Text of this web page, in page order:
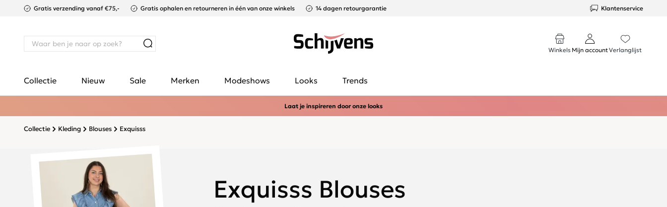
Gratis verzending vanaf €75,- Gratis ophalen en retourneren in één van onze winkels 14 dagen retourgarantie Klantenservice
Winkels Mijn accountVerlanglijst
Collectie Nieuw Sale Merken Modeshows Looks Trends
Laat je inspireren door onze looks
Collectie Kleding Blouses Exquisss
Exquisss Blouses